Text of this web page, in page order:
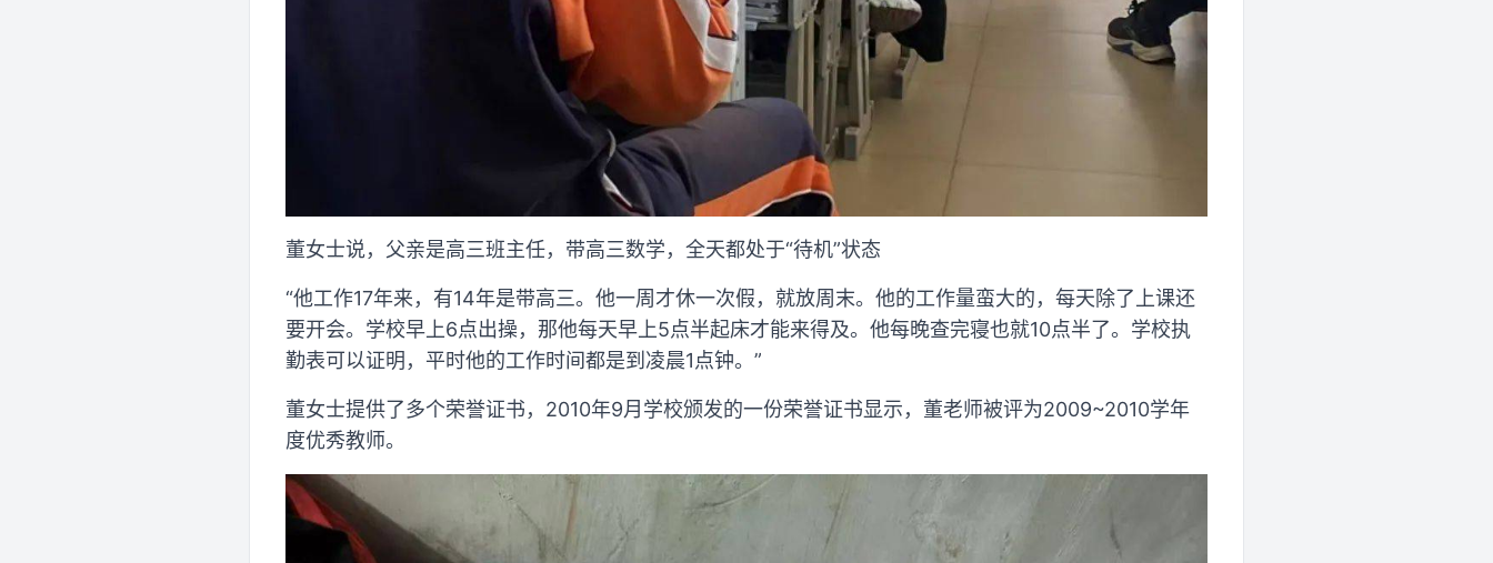
董女士说，父亲是高三班主任，带高三数学，全天都处于“待机”状态
“他工作17年来，有14年是带高三。他一周才休一次假，就放周末。他的工作量蛮大的，每天除了上课还
要开会。学校早上6点出操，那他每天早上5点半起床才能来得及。他每晚查完寝也就10点半了。学校执
勤表可以证明，平时他的工作时间都是到凌晨1点钟。”
董女士提供了多个荣誉证书，2010年9月学校颁发的一份荣誉证书显示，董老师被评为2009~2010学年
度优秀教师。